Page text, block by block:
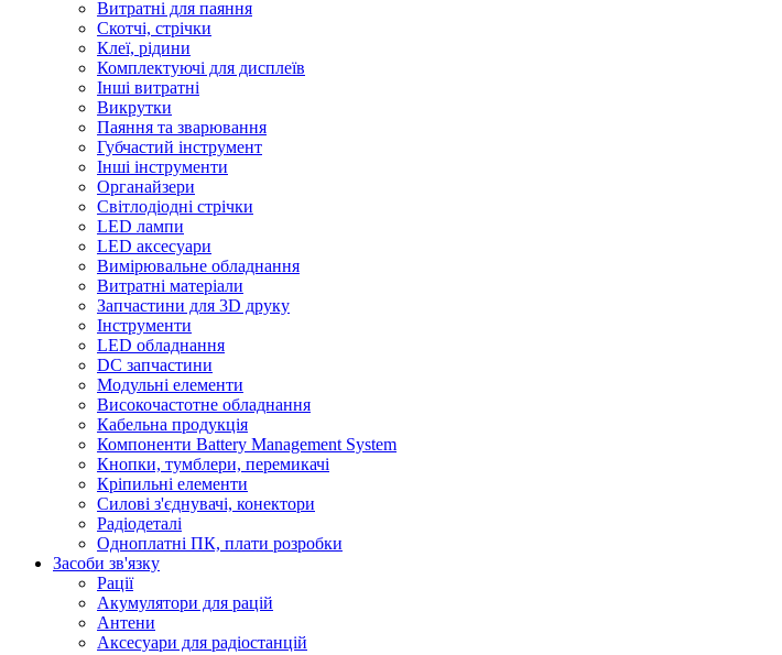
Витратні для паяння
Скотчі, стрічки
Клеї, рідини
Комплектуючі для дисплеїв
Інші витратні
Викрутки
Паяння та зварювання
Губчастий інструмент
Інші інструменти
Органайзери
Світлодіодні стрічки
LED лампи
LED аксесуари
Вимірювальне обладнання
Витратні матеріали
Запчастини для 3D друку
Інструменти
LED обладнання
DC запчастини
Модульні елементи
Високочастотне обладнання
Кабельна продукція
Компоненти Battery Management System
Кнопки, тумблери, перемикачі
Кріпильні елементи
Силові з'єднувачі, конектори
Радіодеталі
Одноплатні ПК, плати розробки
Засоби зв'язку
Рації
Акумулятори для рацій
Антени
Аксесуари для радіостанцій